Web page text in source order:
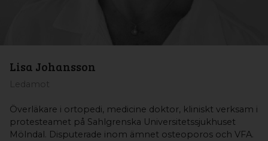
Lisa Johansson
Ledamot
Överläkare i ortopedi, medicine doktor, kliniskt verksam i
protesteamet på Sahlgrenska Universitetssjukhuset
Mölndal. Disputerade inom ämnet osteoporos och VFA.